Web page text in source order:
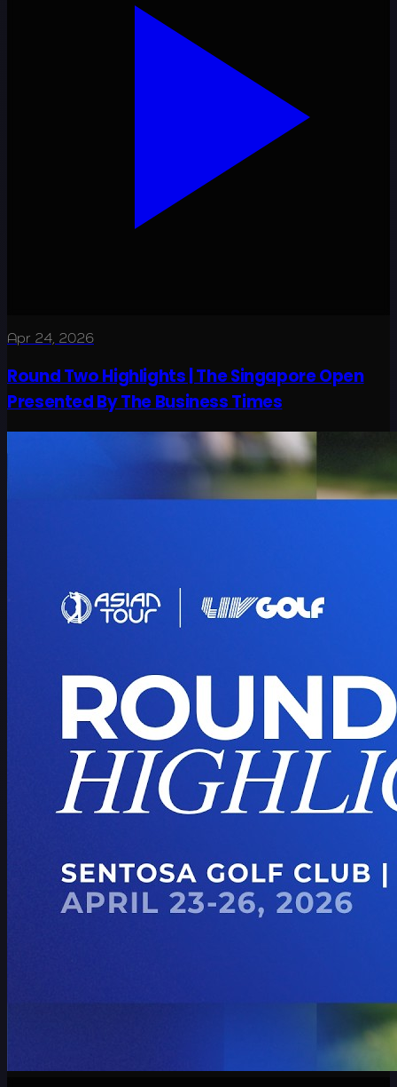
Apr 24, 2026
Round Two Highlights | The Singapore Open
Presented By The Business Times